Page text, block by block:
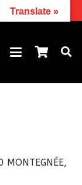
Translate »